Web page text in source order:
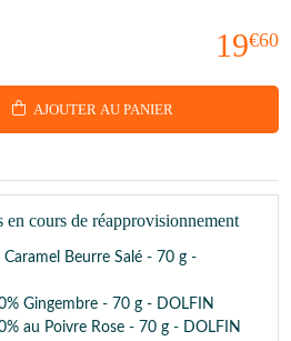
19€60
AJOUTER AU PANIER
cours de réapprovisionnement
Caramel Beurre Salé - 70 g -
Gingembre - 70 g - DOLFIN
au Poivre Rose - 70 g - DOLFIN